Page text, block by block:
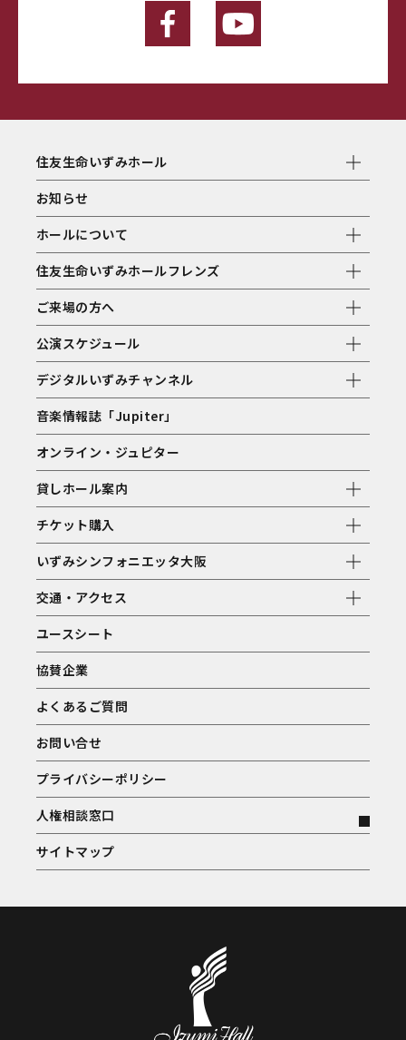
住友生命いずみホール
お知らせ
ホールについて
住友生命いずみホールフレンズ
ご来場の方へ
公演スケジュール
デジタルいずみチャンネル
音楽情報誌「Jupiter」
オンライン・ジュピター
貸しホール案内
チケット購入
いずみシンフォニエッタ大阪
交通・アクセス
ユースシート
協賛企業
よくあるご質問
お問い合せ
プライバシーポリシー
人権相談窓口
サイトマップ